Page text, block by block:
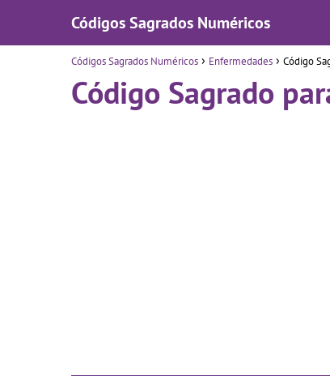
Códigos Sagrados Numéricos
Códigos Sagrados Numéricos Enfermedades Código
Código Sagrado